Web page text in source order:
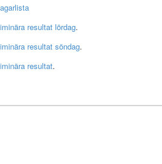
resultat lördag.
resultat söndag.
resultat.